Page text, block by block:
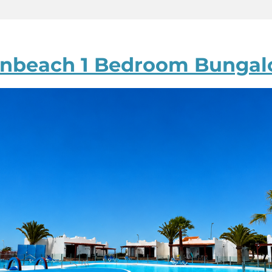
1 Bedroom